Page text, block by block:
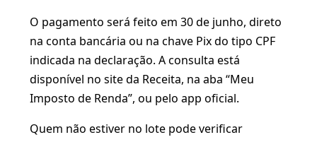
O pagamento será feito em 30 de junho, direto
na conta bancária ou na chave Pix do tipo CPF
indicada na declaração. A consulta está
disponível no site da Receita, na aba “Meu
Imposto de Renda”, ou pelo app oficial.
Quem não estiver no lote pode verificar